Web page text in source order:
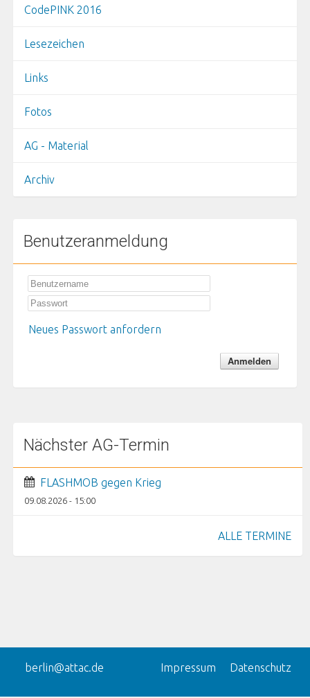
CodePINK 2016
Lesezeichen
Links
Fotos
AG - Material
Archiv
Benutzeranmeldung
Neues Passwort anfordern
Nächster AG-Termin
FLASHMOB gegen Krieg
09.08.2026 - 15:00
ALLE TERMINE
berlin@attac.de Impressum Datenschutz